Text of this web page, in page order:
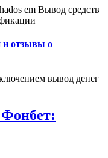
em Вывод средств
и отзывы о
вывод денег